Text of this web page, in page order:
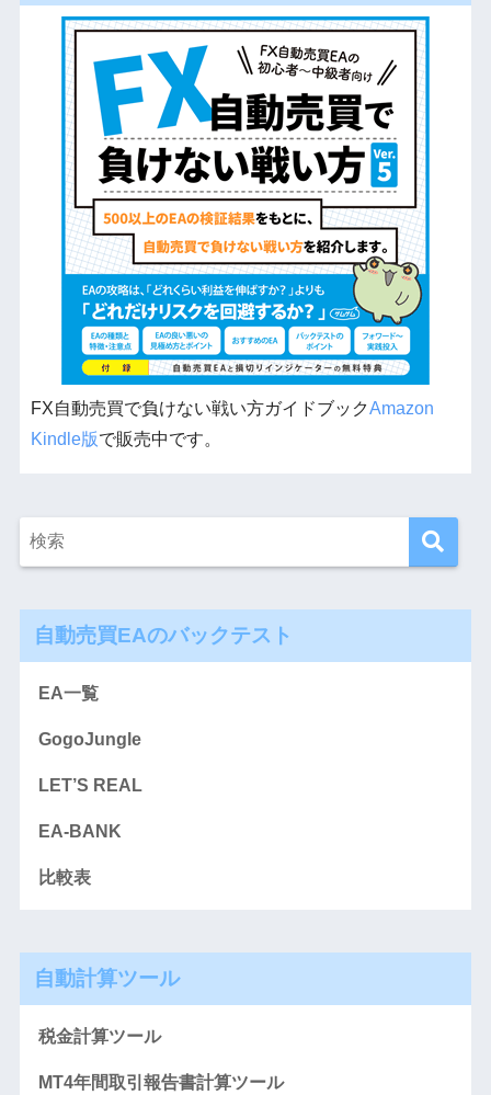
FX自動売買で負けない戦い方ガイドブックAmazon
Kindle版で販売中です。
自動売買EAのバックテスト
EA一覧
GogoJungle
LET’S REAL
EA-BANK
比較表
自動計算ツール
税金計算ツール
MT4年間取引報告書計算ツール